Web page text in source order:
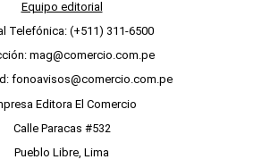
Equipo editorial
Telefónica: (+511) 311-6500
mag@comercio.com.pe
fonoavisos@comercio.com.pe
Editora El Comercio
Calle Paracas #532
Pueblo Libre, Lima